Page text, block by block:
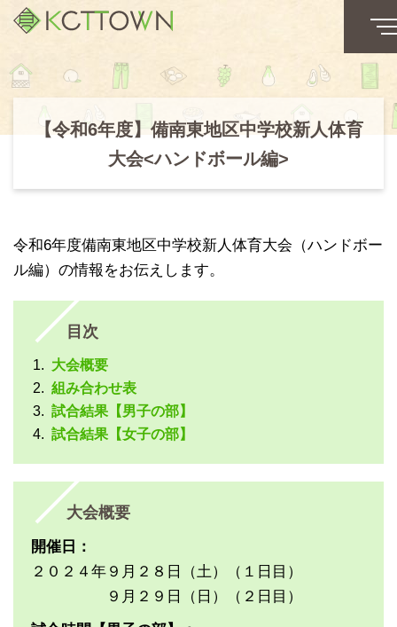
【令和6年度】備南東地区中学校新人体育
大会<ハンドボール編>
令和6年度備南東地区中学校新人体育大会（ハンドボー
ル編）の情報をお伝えします。
目次
大会概要
組み合わせ表
試合結果【男子の部】
試合結果【女子の部】
大会概要
開催日：
２０２４年９月２８日（土）（１日目）
９月２９日（日）（２日目）